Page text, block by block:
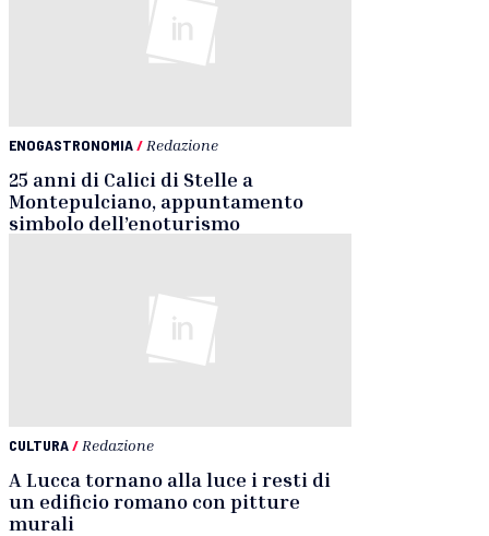
ENOGASTRONOMIA/ Redazione
25 anni di Calici di Stelle a
Montepulciano, appuntamento
simbolo dell’enoturismo
CULTURA/ Redazione
A Lucca tornano alla luce i resti di
un edificio romano con pitture
murali